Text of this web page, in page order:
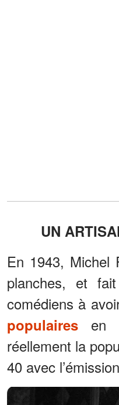
UN
En 1943, Michel
planches, et
comédiens à
populaires en
réellement la
40 avec